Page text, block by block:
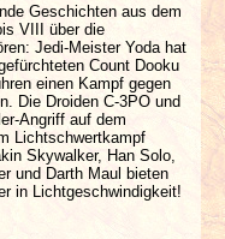
Geschichten aus dem
VIII über die
Jedi-Meister Yoda hat
Count Dooku
einen Kampf gegen
Die Droiden C-3PO und
Angriff auf dem
Lichtschwertkampf
Skywalker, Han Solo,
und Darth Maul bieten
in Lichtgeschwindigkeit!